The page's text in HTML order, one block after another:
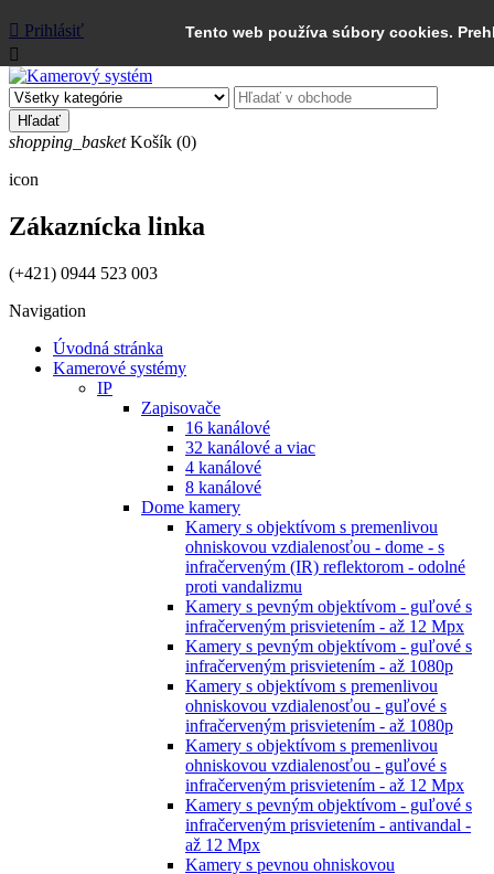
Tento web používa súbory cookies.
 Prihlásiť

Hľadať
shopping_basket Košík (0)
icon
Zákaznícka linka
(+421) 0944 523 003
Navigation
Úvodná stránka
Kamerové systémy
IP
Zapisovače
16 kanálové
32 kanálové a viac
4 kanálové
8 kanálové
Dome kamery
Kamery s objektívom s premenlivou
ohniskovou vzdialenosťou - dome - s
infračerveným (IR) reflektorom - odolné
proti vandalizmu
Kamery s pevným objektívom - guľové s
infračerveným prisvietením - až 12 Mpx
Kamery s pevným objektívom - guľové s
infračerveným prisvietením - až 1080p
Kamery s objektívom s premenlivou
ohniskovou vzdialenosťou - guľové s
infračerveným prisvietením - až 1080p
Kamery s objektívom s premenlivou
ohniskovou vzdialenosťou - guľové s
infračerveným prisvietením - až 12 Mpx
Kamery s pevným objektívom - guľové s
infračerveným prisvietením - antivandal -
až 12 Mpx
Kamery s pevnou ohniskovou